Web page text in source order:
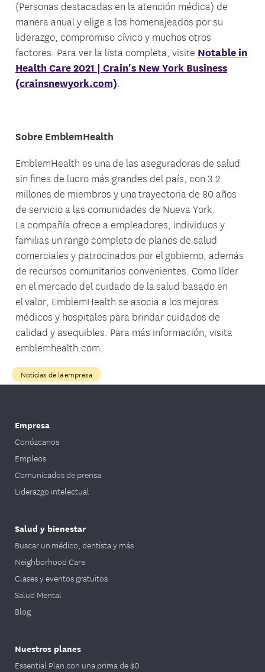
(Personas destacadas en la atención médica) de
manera anual y elige a los homenajeados por su
liderazgo, compromiso cívico y muchos otros
factores. Para ver la lista completa, visite Notable in
Health Care 2021 | Crain's New York Business
(crainsnewyork.com)
Sobre EmblemHealth
EmblemHealth es una de las aseguradoras de salud
sin fines de lucro más grandes del país, con 3.2
millones de miembros y una trayectoria de 80 años
de servicio a las comunidades de Nueva York.
La compañía ofrece a empleadores, individuos y
familias un rango completo de planes de salud
comerciales y patrocinados por el gobierno, además
de recursos comunitarios convenientes. Como líder
en el mercado del cuidado de la salud basado en
el valor, EmblemHealth se asocia a los mejores
médicos y hospitales para brindar cuidados de
calidad y asequibles. Para más información, visita
emblemhealth.com.
Noticias de la empresa
Empresa
Conózcanos
Empleos
Comunicados de prensa
Liderazgo intelectual
Salud y bienestar
Buscar un médico, dentista y más
Neighborhood Care
Clases y eventos gratuitos
Salud Mental
Blog
Nuestros planes
Essential Plan con una prima de $0